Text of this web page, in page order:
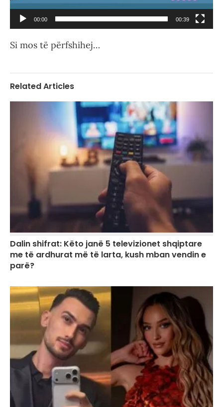
00:00 00:39
Si mos të përfshihej…
Related Articles
Dalin shifrat: Këto janë 5 televizionet shqiptare
me të ardhurat më të larta, kush mban vendin e
parë?